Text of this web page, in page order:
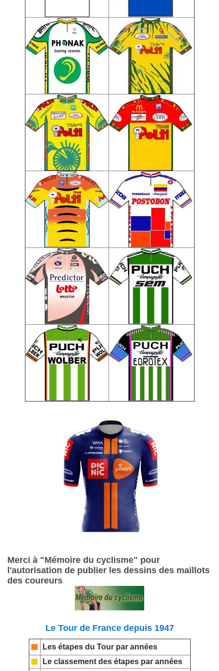
Merci à "Mémoire du cyclisme" pour
l'autorisation de publier les dessins des maillots
des coureurs
Le Tour de France depuis 1947
Les étapes du Tour par années
Le classement des étapes par années